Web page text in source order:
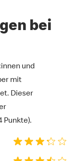
bei
und
mit
Dieser
Punkte).